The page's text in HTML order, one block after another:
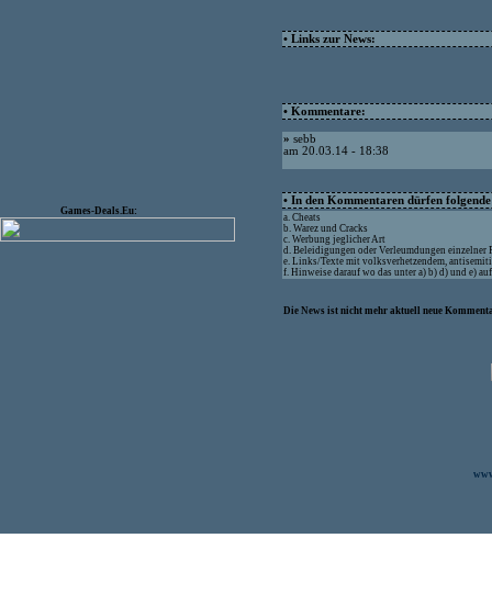
Games-Deals.Eu:
• Links zur News:
• Kommentare:
» sebb
am 20.03.14 - 18:38
• In den Kommentaren dürfen
a. Cheats
b. Warez und Cracks
c. Werbung jeglicher Art
d. Beleidigungen oder Verleumdungen einzelner
e. Links/Texte mit volksverhetzendem,
f. Hinweise darauf wo das unter a) b) d) und e)
Die News ist nicht mehr aktuell neue